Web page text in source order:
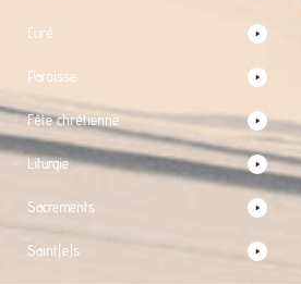
Curé
Paroisse
Fête chrétienne
Liturgie
Sacrements
Saint(e)s